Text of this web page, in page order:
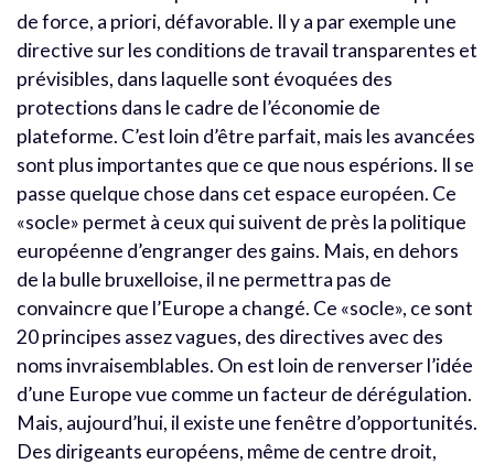
de force, a priori, défavorable. Il y a par exemple une
directive sur les conditions de travail transparentes et
prévisibles, dans laquelle sont évoquées des
protections dans le cadre de l’économie de
plateforme. C’est loin d’être parfait, mais les avancées
sont plus importantes que ce que nous espérions. Il se
passe quelque chose dans cet espace européen. Ce
«socle» permet à ceux qui suivent de près la politique
européenne d’engranger des gains. Mais, en dehors
de la bulle bruxelloise, il ne permettra pas de
convaincre que l’Europe a changé. Ce «socle», ce sont
20 principes assez vagues, des directives avec des
noms invraisemblables. On est loin de renverser l’idée
d’une Europe vue comme un facteur de dérégulation.
Mais, aujourd’hui, il existe une fenêtre d’opportunités.
Des dirigeants européens, même de centre droit,